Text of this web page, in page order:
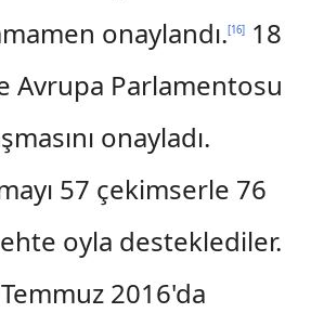
onaylandı.[16]18
Avrupa Parlamentosu
onayladı.
57 çekimserle 76
oyla desteklediler.
2016'da